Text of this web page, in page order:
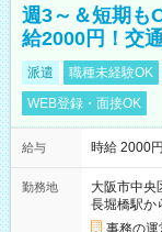
週3～＆短期も
給2000円！交
派遣 職種未経験OK
WEB登録・面接OK
給与 時給 2000
勤務地
大阪市中央
長堀橋駅か
事務の運